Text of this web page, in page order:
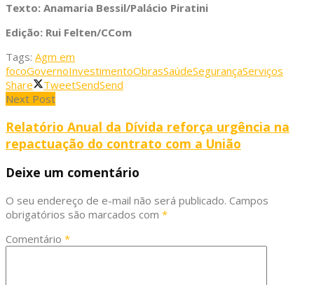
Texto: Anamaria Bessil/Palácio Piratini
Edição: Rui Felten/CCom
Tags: Agm em
focoGovernoInvestimentoObrasSaúdeSegurançaServiços
Share
TweetSendSend
Next Post
Relatório Anual da Dívida reforça urgência na
repactuação do contrato com a União
Deixe um comentário
O seu endereço de e-mail não será publicado. Campos
obrigatórios são marcados com *
Comentário *